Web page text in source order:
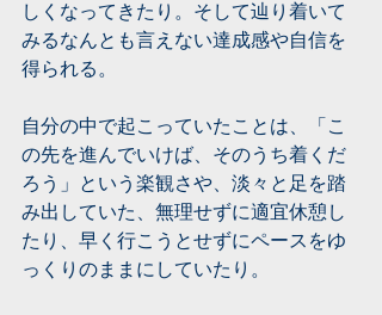
しくなってきたり。そして辿り着いて
みるなんとも言えない達成感や自信を
得られる。
自分の中で起こっていたことは、「こ
の先を進んでいけば、そのうち着くだ
ろう」という楽観さや、淡々と足を踏
み出していた、無理せずに適宜休憩し
たり、早く行こうとせずにペースをゆ
っくりのままにしていたり。